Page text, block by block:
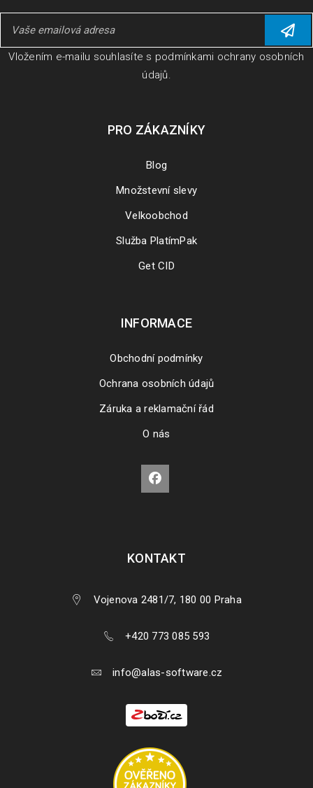
Vložením e-mailu souhlasíte s podmínkami ochrany osobních
údajů.
PRO ZÁKAZNÍKY
Blog
Množstevní slevy
Velkoobchod
Služba PlatímPak
Get CID
INFORMACE
Obchodní podmínky
Ochrana osobních údajů
Záruka a reklamační řád
O nás
KONTAKT
Vojenova 2481/7, 180 00 Praha
+420 773 085 593
info@alas-software.cz